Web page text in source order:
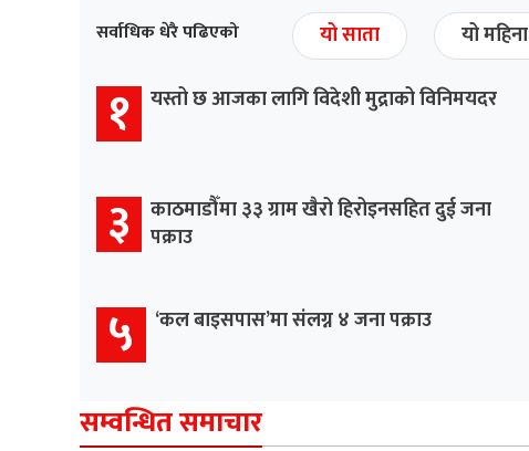
सर्वाधिक धेरै पढिएको यो साता यो महिना
१ यस्तो छ आजका लागि विदेशी मुद्राको विनिमयदर
३ काठमाडौँमा ३३ ग्राम खैरो हिरोइनसहित दुई जना
पक्राउ
५ ‘कल बाइसपास’मा संलग्न ४ जना पक्राउ
सम्वन्धित समाचार